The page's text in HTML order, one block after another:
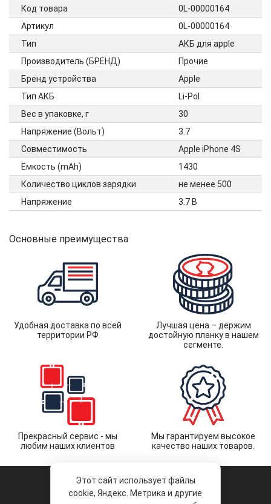
Код товара
0L-00000164
Артикул
0L-00000164
Тип
АКБ для apple
Производитель (БРЕНД)
Прочие
Бренд устройства
Apple
Тип АКБ
Li-Pol
Вес в упаковке, г
30
Напряжение (Вольт)
3.7
Совместимость
Apple iPhone 4S
Ёмкость (mAh)
1430
Количество циклов зарядки
не менее 500
Напряжение
3.7 В
Основные преимущества
Удобная доставка по всей
территории РФ
Лучшая цена – держим
достойную планку в нашем
сегменте.
Прекрасный сервис - мы
любим наших клиентов
Мы гарантируем высокое
качество наших товаров.
Этот сайт использует файлы
cookie, Яндекс. Метрика и другие